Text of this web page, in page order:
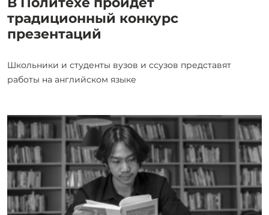
традиционный конкурс
презентаций
Школьники и студенты вузов и ссузов представят
работы на английском языке